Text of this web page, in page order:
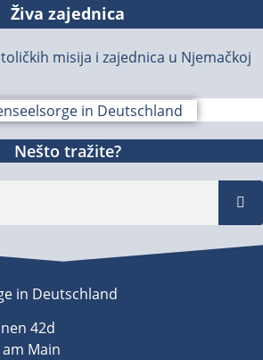
Živa zajednica
misija i zajednica u Njemačkoj
Nešto tražite?
in Deutschland
42d
Main